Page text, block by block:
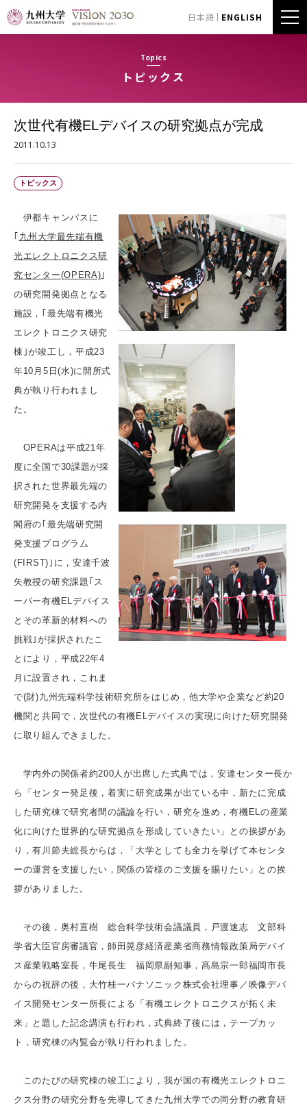
日本語 ENGLISH
Topics
トピックス
次世代有機ELデバイスの研究拠点が完成
2011.10.13
トピックス
伊都キャンパスに
｢ 九州大学最先端有機
光エレクトロニクス研
究センター(OPERA) ｣
の研究開発拠点となる
施設，｢最先端有機光
エレクトロニクス研究
棟｣が竣工し，平成23
年10月5日(水)に開所式
典が執り行われまし
た。
OPERAは平成21年
度に全国で30課題が採
択された世界最先端の
研究開発を支援する内
閣府の｢最先端研究開
発支援プログラム
(FIRST)｣に，安達千波
矢教授の研究課題｢ス
ーパー有機ELデバイス
とその革新的材料への
挑戦｣が採択されたこ
とにより，平成22年4
月に設置され，これま
で(財)九州先端科学技術研究所をはじめ，他大学や企業など約20
機関と共同で，次世代の有機ELデバイスの実現に向けた研究開発
に取り組んできました。
学内外の関係者約200人が出席した式典では，安達センター長か
ら「センター発足後，着実に研究成果が出ている中，新たに完成
した研究棟で研究者間の議論を行い，研究を進め，有機ELの産業
化に向けた世界的な研究拠点を形成していきたい」との挨拶があ
り，有川節夫総長からは，「大学としても全力を挙げて本センタ
ーの運営を支援したい，関係の皆様のご支援を賜りたい」との挨
拶がありました。
その後，奥村直樹 総合科学技術会議議員，戸渡速志 文部科
学省大臣官房審議官，師田晃彦経済産業省商務情報政策局デバイ
ス産業戦略室長，牛尾長生 福岡県副知事，髙島宗一郎福岡市長
からの祝辞の後，大竹桂一パナソニック株式会社理事／映像デバ
イス開発センター所長による「有機エレクトロニクスが拓く未
来」と題した記念講演も行われ，式典終了後には，テープカッ
ト，研究棟の内覧会が執り行われました。
このたびの研究棟の竣工により，我が国の有機光エレクトロニ
クス分野の研究分野を先導してきた九州大学での同分野の教育研